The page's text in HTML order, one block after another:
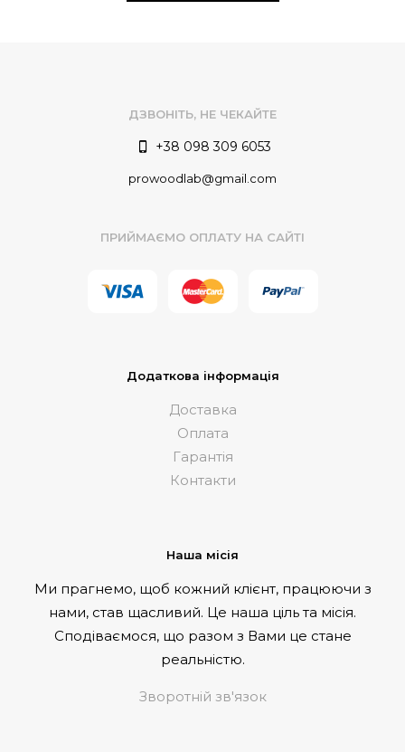
ДЗВОНІТЬ, НЕ ЧЕКАЙТЕ
+38 098 309 6053
prowoodlab@gmail.com
ПРИЙМАЄМО ОПЛАТУ НА САЙТІ
Додаткова інформація
Доставка
Оплата
Гарантія
Контакти
Наша місія
Ми прагнемо, щоб кожний клієнт, працюючи з
нами, став щасливий. Це наша ціль та місія.
Сподіваємося, що разом з Вами це стане
реальністю.
Зворотній зв'язок